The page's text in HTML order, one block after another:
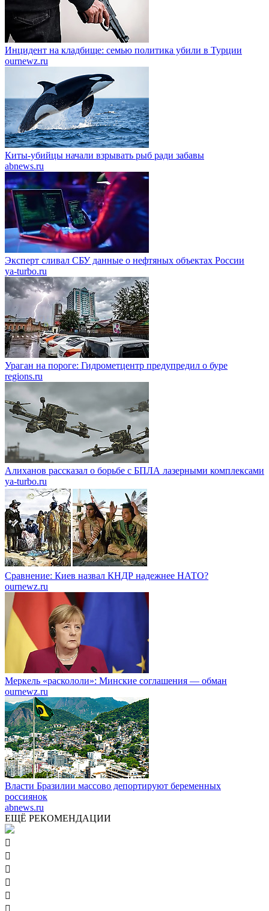
Инцидент на кладбище: семью политика убили в Турции
ournewz.ru
Киты-убийцы начали взрывать рыб ради забавы
abnews.ru
Эксперт сливал СБУ данные о нефтяных объектах России
ya-turbo.ru
Ураган на пороге: Гидрометцентр предупредил о буре
regions.ru
Алиханов рассказал о борьбе с БПЛА лазерными комплексами
ya-turbo.ru
Сравнение: Киев назвал КНДР надежнее НАТО?
ournewz.ru
Меркель «раскололи»: Минские соглашения — обман
ournewz.ru
Власти Бразилии массово депортируют беременных
россиянок
abnews.ru
ЕЩЁ РЕКОМЕНДАЦИИ





